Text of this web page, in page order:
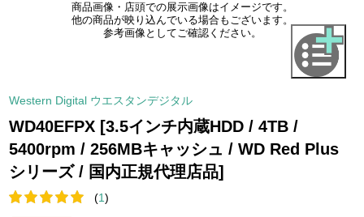
商品画像・店頭での展示画像はイメージです。
他の商品が映り込んでいる場合もございます。
参考画像としてご確認ください。
Western Digital ウエスタンデジタル
WD40EFPX [3.5インチ内蔵HDD / 4TB /
5400rpm / 256MBキャッシュ / WD Red Plus
シリーズ / 国内正規代理店品]
(1)